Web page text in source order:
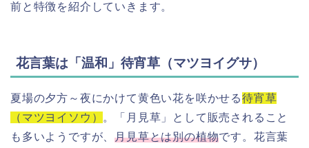
前と特徴を紹介していきます。
花言葉は「温和」待宵草（マツヨイグサ）
夏場の夕方～夜にかけて黄色い花を咲かせる待宵草
（マツヨイソウ） 。「月見草」として販売されること
も多いようですが、月見草とは別の植物です。花言葉